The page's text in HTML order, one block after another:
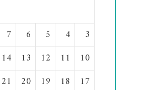
3
4
5
6
7
10
11
12
13
14
17
18
19
20
21